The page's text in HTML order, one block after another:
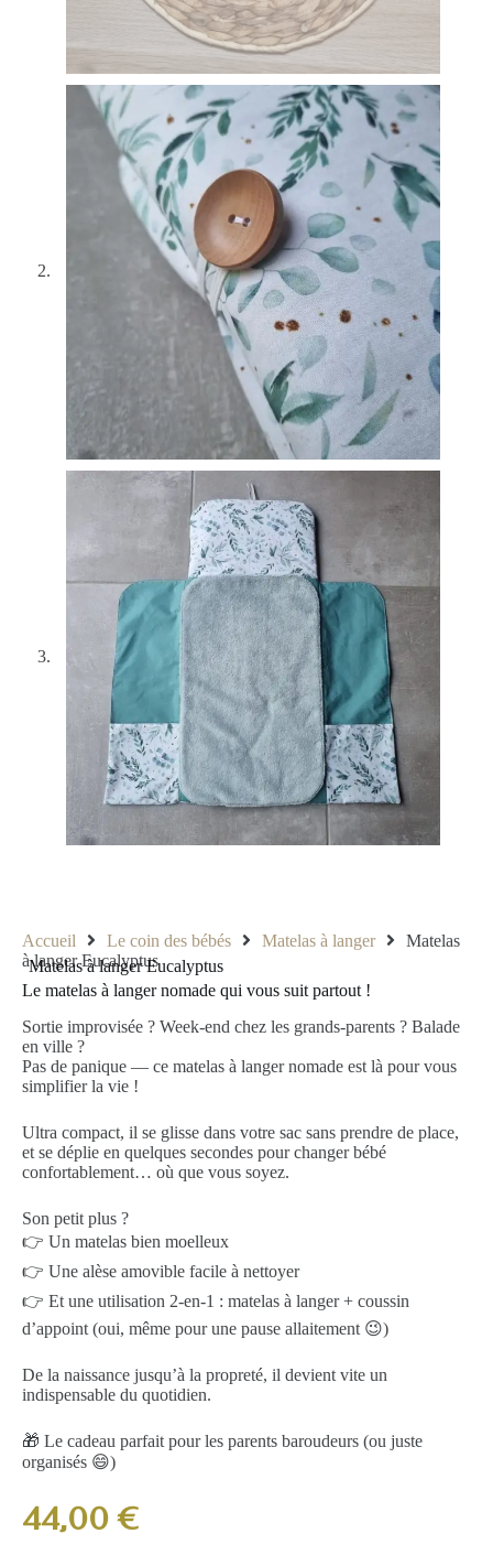
Accueil Le coin des bébés Matelas à langer
Matelas
à langer Eucalyptus
Matelas à langer Eucalyptus
Le matelas à langer nomade qui vous suit partout !
Sortie improvisée ? Week-end chez les grands-parents ? Balade
en ville ?
Pas de panique — ce matelas à langer nomade est là pour vous
simplifier la vie !
Ultra compact, il se glisse dans votre sac sans prendre de place,
et se déplie en quelques secondes pour changer bébé
confortablement… où que vous soyez.
Son petit plus ?
👉 Un matelas bien moelleux
👉 Une alèse amovible facile à nettoyer
👉 Et une utilisation 2-en-1 : matelas à langer + coussin
d’appoint (oui, même pour une pause allaitement 😉)
De la naissance jusqu’à la propreté, il devient vite un
indispensable du quotidien.
🎁 Le cadeau parfait pour les parents baroudeurs (ou juste
organisés 😄)
44,00€